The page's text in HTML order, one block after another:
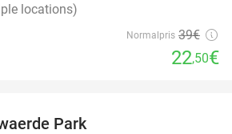
locations)
Normalpris 39€
22,50€
Park